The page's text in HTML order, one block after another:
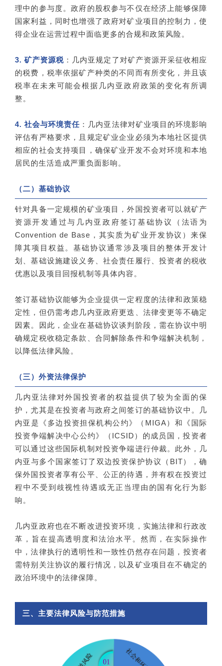
理中的参与度。政府的股权参与不仅在经济上能够保障
国家利益，同时也增强了政府对矿业项目的控制力，使
得企业在运营过程中面临更多的合规和政策风险。
3. 矿产资源税 ：几内亚规定了对矿产资源开采征收相应
的税费，税率依据矿产种类的不同而有所变化，并且该
税率在未来可能会根据几内亚政府政策的变化有所调
整。
4. 社会与环境责任 ：几内亚法律对矿业项目的环境影响
评估有严格要求，且规定矿业企业必须为本地社区提供
相应的社会支持项目，确保矿业开发不会对环境和本地
居民的生活造成严重负面影响。
（二）基础协议
针对具备一定规模的矿业项目，外国投资者可以就矿产
资源开发通过与几内亚政府签订基础协议（法语为
Convention de Base，其实质为矿业开发协议）来保
障其项目权益。基础协议通常涉及项目的整体开发计
划、基础设施建设义务、社会责任履行、投资者的税收
优惠以及项目回报机制等具体内容。
签订基础协议能够为企业提供一定程度的法律和政策稳
定性，但仍需考虑几内亚政府更迭、法律变更等不确定
因素。因此，企业在基础协议谈判阶段，需在协议中明
确规定税收稳定条款、合同解除条件和争端解决机制，
以降低法律风险。
（三）外资法律保护
几内亚法律对外国投资者的权益提供了较为全面的保
护，尤其是在投资者与政府之间签订的基础协议中。几
内亚是《多边投资担保机构公约》（MIGA）和《国际
投资争端解决中心公约》（ICSID）的成员国，投资者
可以通过这些国际机制对投资争端进行仲裁。此外，几
内亚与多个国家签订了双边投资保护协议（BIT），确
保外国投资者享有公平、公正的待遇，并有权在投资过
程中不受到歧视性待遇或无正当理由的国有化行为影
响。
几内亚政府也在不断改进投资环境，实施法律和行政改
革，旨在提高透明度和法治水平。然而，在实际操作
中，法律执行的透明性和一致性仍然存在问题，投资者
需特别关注协议的履行情况，以及矿业项目在不确定的
政治环境中的法律保障。
三、主要法律风险与防范措施